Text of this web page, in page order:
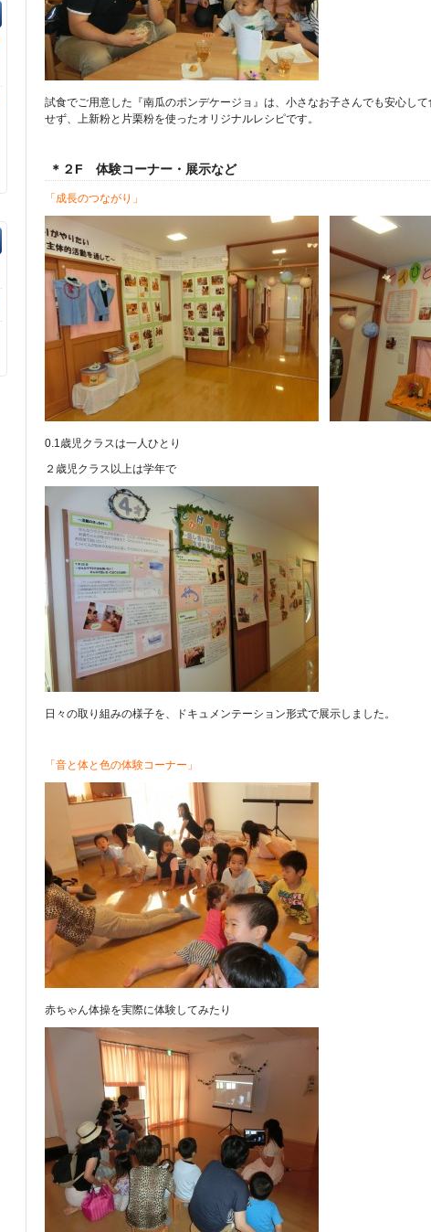
試食でご用意した『南瓜のポンデケージョ』は、小さなお子さんでも安心し
せず、上新粉と片栗粉を使ったオリジナルレシピです。
＊２F 体験コーナー・展示など
「成長のつながり」
0.1歳児クラスは一人ひとり
２歳児クラス以上は学年で
日々の取り組みの様子を、ドキュメンテーション形式で展示しました。
「音と体と色の体験コーナー」
赤ちゃん体操を実際に体験してみたり